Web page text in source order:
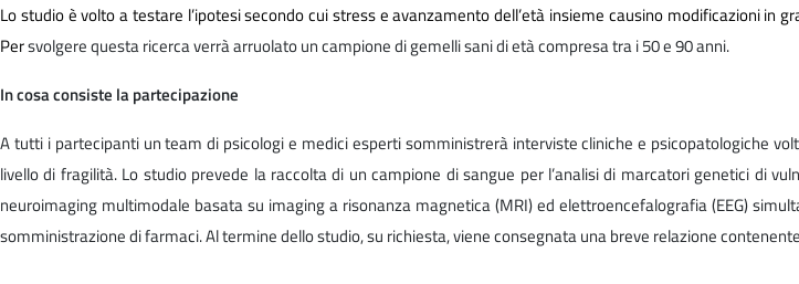
Lo studio è volto a testare l’ipotesi secondo cui stress e avanzamento dell’età insieme causino modificazioni
Persvolgere questa ricerca verrà arruolato un campione di gemelli sani di età compresa tra i 50 e 90 anni.
In cosa consiste la partecipazione
A tutti i partecipanti un team di psicologi e medici esperti somministrerà interviste cliniche e psicopatologiche
livello di fragilità. Lo studio prevede la raccolta di un campione di sangue per l’analisi di marcatori genetici di
neuroimaging multimodale basata su imaging a risonanza magnetica (MRI) ed elettroencefalografia (EEG)
somministrazione di farmaci. Al termine dello studio, su richiesta, viene consegnata una breve relazione